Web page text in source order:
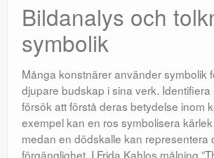
Bildanalys och
symbolik
Många konstnärer använder symbolik
djupare budskap i sina verk.
försök att förstå deras betydelse inom
exempel kan en ros symbolisera
medan en dödskalle kan representera
förgänglighet. I Frida Kahlos målning